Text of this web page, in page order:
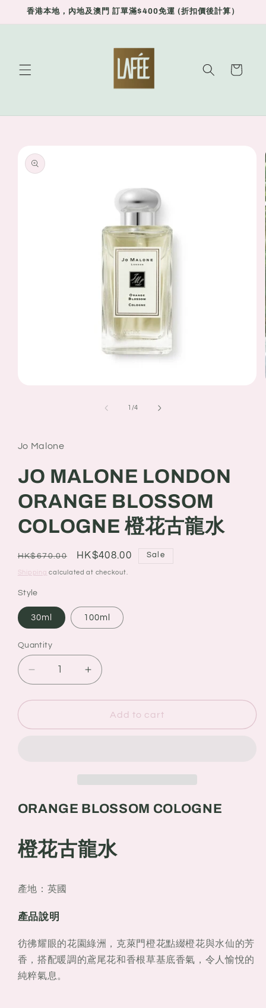
Skip to
香港本地，內地及澳門 訂單滿$400免運 (折扣價後計算）
Cart
product
information
1 /of
4
Jo Malone
JO MALONE LONDON
ORANGE BLOSSOM
COLOGNE 橙花古龍水
Regular
price
HK$670.00
Sale
price
HK$408.00 Sale
Shipping calculated at checkout.
Style
30ml 100ml
Quantity
Quantity
Decrease
quantity
for
MALONE
花
龍
水
Increase
quantity
for
MALONE
花
龍
水
Add to cart
ORANGE BLOSSOM COLOGNE
橙花古龍水
產地：英國
產品說明
彷彿耀眼的花園綠洲，克萊門橙花點綴橙花與水仙的芳
香，搭配暖調的鳶尾花和香根草基底香氣，令人愉悅的
純粹氣息。